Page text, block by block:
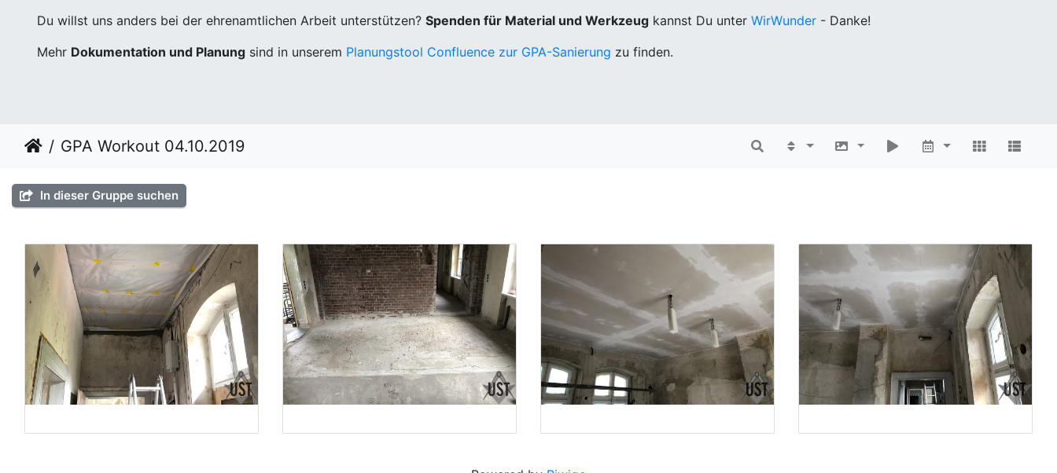
Du willst uns anders bei der ehrenamtlichen Arbeit unterstützen? Spenden für Material und Werkzeug kannst Du unter WirWunder - Danke!
Mehr Dokumentation und Planung sind in unserem Planungstool Confluence zur GPA-Sanierung zu finden.
GPA Workout 04.10.2019
In dieser Gruppe suchen